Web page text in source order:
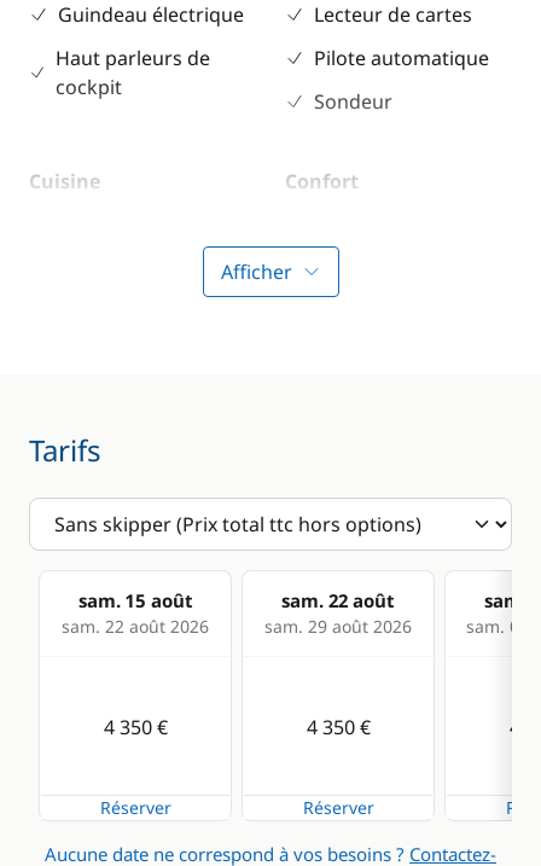
Guindeau électrique
Haut parleurs de
cockpit
Lecteur de cartes
Pilote automatique
Sondeur
Cuisine
Confort
Panneaux solaires
Afficher
Tarifs
sam. 15 août
sam. 22 août 2026
sam. 22 août
sam. 29 août 2026
sam.
sam. 05
4 350 €
Réserver
4 350 €
Réserver
4
Aucune date ne correspond à vos besoins ? Contactez-